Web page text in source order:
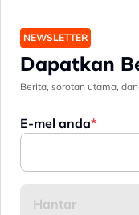
NEWSLETTER
Dapatkan
Berita, sorotan utama,
E-mel anda